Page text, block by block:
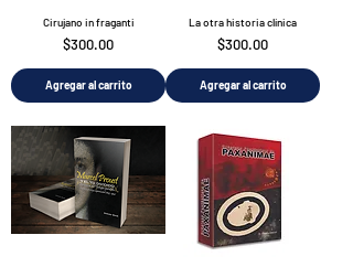
Cirujano in fraganti
Precio
$300.00
Agregar al carrito
La otra historia clínica
Precio
$300.00
Agregar al carrito